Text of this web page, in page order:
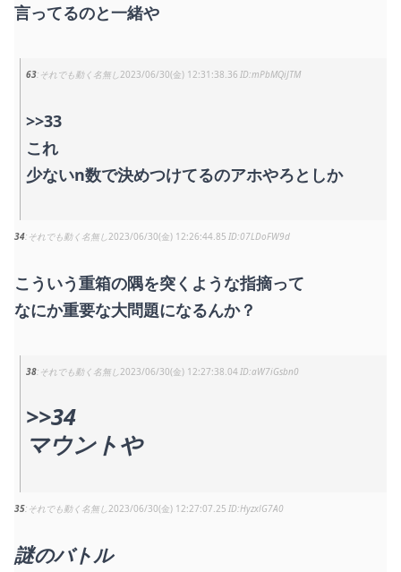
言ってるのと一緒や
63 それでも動く名無し2023/06/30(金) 12:31:38.36 mPbMQiJTM
>>33
これ
少ないn数で決めつけてるのアホやろとしか
34 それでも動く名無し2023/06/30(金) 12:26:44.85 07LDoFW9d
こういう重箱の隅を突くような指摘って
なにか重要な大問題になるんか？
38 それでも動く名無し2023/06/30(金) 12:27:38.04 aW7iGsbn0
>>34
マウントや
35 それでも動く名無し2023/06/30(金) 12:27:07.25 HyzxlG7A0
謎のバトル